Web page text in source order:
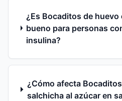
¿Es Bocaditos de
bueno para personas
insulina?
¿Cómo afecta
salchicha al azúcar en